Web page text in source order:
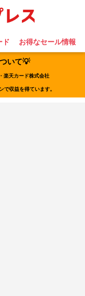
ド お得なセール情報
いて💡
楽天カード株式会社
で収益を得ています。